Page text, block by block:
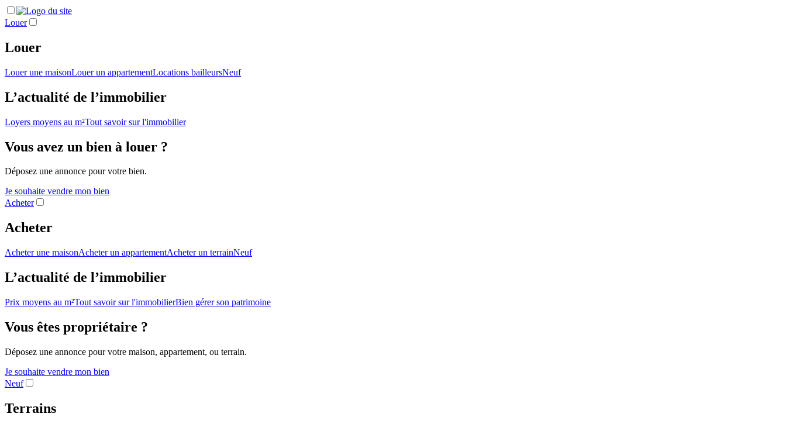
Louer
Louer
Louer une maisonLouer un appartementLocations bailleursNeuf
L’actualité de l’immobilier
Loyers moyens au m²Tout savoir sur l'immobilier
Vous avez un bien à louer ?
Déposez une annonce pour votre bien.
Je souhaite vendre mon bien
Acheter
Acheter
Acheter une maisonAcheter un appartementAcheter un terrainNeuf
L’actualité de l’immobilier
Prix moyens au m²Tout savoir sur l'immobilierBien gérer son patrimoine
Vous êtes propriétaire ?
Déposez une annonce pour votre maison, appartement, ou terrain.
Je souhaite vendre mon bien
Neuf
Terrains